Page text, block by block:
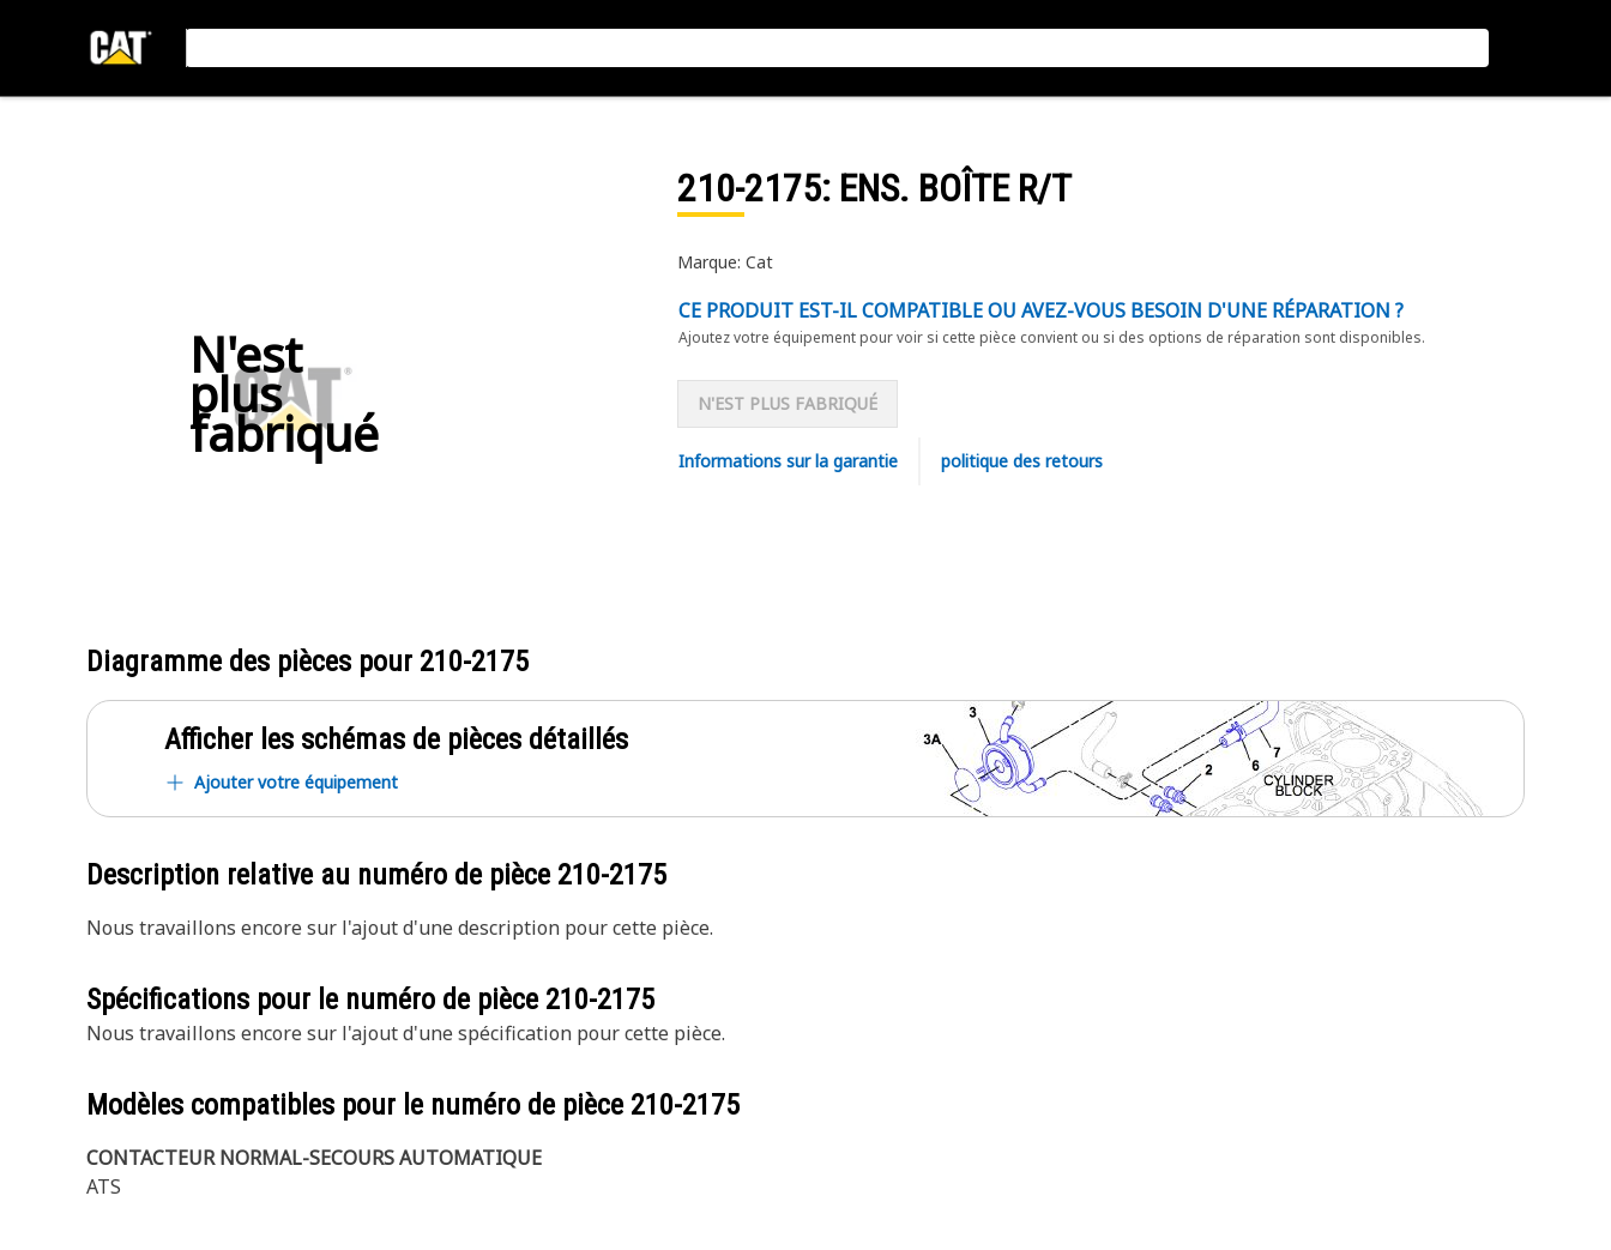
N'est
plus
fabriqué
210-2175: ENS. BOÎTE R/T
Marque: Cat
CE PRODUIT EST-IL COMPATIBLE OU AVEZ-VOUS BESOIN D'UNE RÉPARATION ?
Ajoutez votre équipement pour voir si cette pièce convient ou si des options de réparation sont disponibles.
N'EST PLUS FABRIQUÉ
Informations sur la garantie politique des retours
Diagramme des pièces pour 210-2175
Afficher les schémas de pièces détaillés
Ajouter votre équipement
Description relative au numéro de pièce 210-2175
Nous travaillons encore sur l'ajout d'une description pour cette pièce.
Spécifications pour le numéro de pièce 210-2175
Nous travaillons encore sur l'ajout d'une spécification pour cette pièce.
Modèles compatibles pour le numéro de pièce 210-2175
CONTACTEUR NORMAL-SECOURS AUTOMATIQUE
ATS